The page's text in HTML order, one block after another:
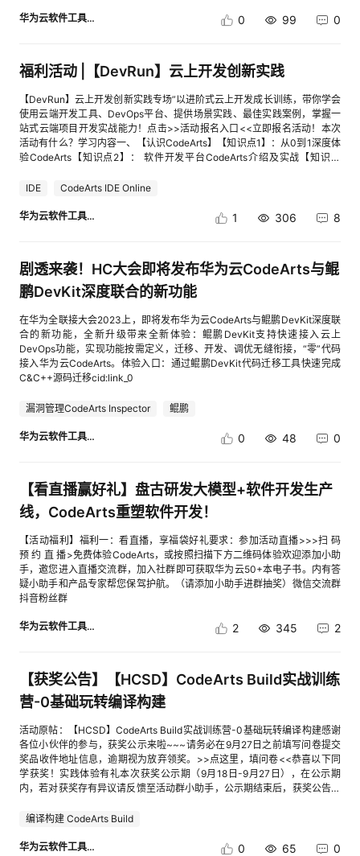
议，此建议分值只取原分值30%4）兑换礼品以仓库现有礼品为准，不可以
入华为云CodeArts体验官计划！
内完成快递发放。如有疑问，请联系活动小助手
华为云软件工具链 0 99 0
福利活动 |【DevRun】云上开发创新实践
【DevRun】云上开发创新实践专场”以进阶式云上开发成长训练，带你学会
使用云端开发工具、DevOps平台、提供场景实践、最佳实践案例，掌握一
站式云端项目开发实战能力！点击>>活动报名入口<<立即报名活动！本次
活动有什么？学习内容一、【认识CodeArts】【知识点1】：从0到1深度体
验CodeArts【知识点2】： 软件开发平台CodeArts介绍及实战【知识点
战初体验】基于CodeArts进行黑白棋实时对战游戏开发【CodeArts场景实
发增值税发票文字识别应用练习1：通过DevStar实现一站式增值税发票文字
利：报名活动可1元兑换价值500元开发者认证考试券！活动礼品：参与活
动体验完成任务，还有机会获得精美学习好礼！
IDE CodeArts IDE Online
华为云软件工具链 1 306 8
剧透来袭！HC大会即将发布华为云CodeArts与鲲
鹏DevKit深度联合的新功能
在华为全联接大会2023上，即将发布华为云CodeArts与鲲鹏DevKit深度联
合的新功能，全新升级带来全新体验：鲲鹏DevKit支持快速接入云上
DevOps功能，实现功能按需定义，迁移、开发、调优无缝衔接，“零”代码
接入华为云CodeArts。体验入口：通过鲲鹏DevKit代码迁移工具快速完成
C&C++源码迁移cid:link_0
漏洞管理CodeArts Inspector 鲲鹏
华为云软件工具链 0 48 0
【看直播赢好礼】盘古研发大模型+软件开发生产
线，CodeArts重塑软件开发！
【活动福利】福利一：看直播，享福袋好礼要求：参加活动直播>>>扫 码
预 约 直 播>免费体验CodeArts，或按照扫描下方二维码体验欢迎添加小助
手，邀您进入直播交流群，加入社群即可获取华为云50+本电子书。内有答
疑小助手和产品专家帮您保驾护航。（请添加小助手进群抽奖）微信交流群
抖音粉丝群
华为云软件工具链 2 345 2
【获奖公告】【HCSD】CodeArts Build实战训练
营-0基础玩转编译构建
活动原帖：【HCSD】CodeArts Build实战训练营-0基础玩转编译构建感谢
各位小伙伴的参与，获奖公示来啦~~~请务必在9月27日之前填写问卷提交
奖品收件地址信息，逾期视为放弃领奖。>>点这里，填问卷<<恭喜以下同
学获奖！实践体验有礼本次获奖公示期（9月18日-9月27日），在公示期
内，若对获奖存有异议请反馈至活动群小助手，公示期结束后，获奖公告生
问，请联系活动小助手
编译构建 CodeArts Build
华为云软件工具链 0 65 0